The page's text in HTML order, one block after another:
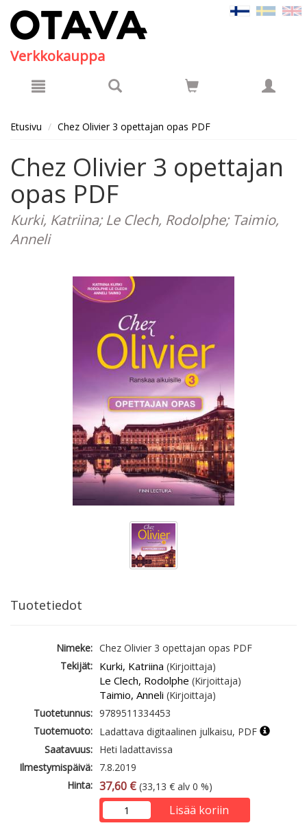
Verkkokauppa
Etusivu Chez Olivier 3 opettajan opas PDF
Chez Olivier 3 opettajan
opas PDF
Kurki, Katriina; Le Clech, Rodolphe; Taimio,
Anneli
Tuotetiedot
Nimeke: Chez Olivier 3 opettajan opas PDF
Tekijät: Kurki, Katriina (Kirjoittaja)
Le Clech, Rodolphe (Kirjoittaja)
Taimio, Anneli (Kirjoittaja)
Tuotetunnus: 9789511334453
Tuotemuoto: Ladattava digitaalinen julkaisu, PDF
Saatavuus: Heti ladattavissa
Ilmestymispäivä: 7.8.2019
Hinta: 37,60 € (33,13 € alv 0 %)
Lisää koriin